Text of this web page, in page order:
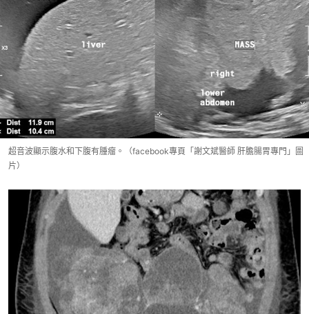
超音波顯示腹水和下腹有腫瘤。（facebook專頁「謝文斌醫師 肝膽腸胃專門」圖
片）